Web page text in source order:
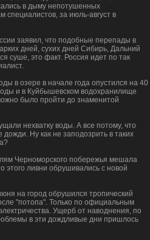
в дыму непотушенных
специалистов, за июль-август в
заявил, что подобные перепады в
дней, сухих дней Сибирь, Дальний
суше, это факт. Россия идет по так
в озере в начале года опустился на 40
и в Куйбышевском водохранилище
было пройти до знаменитой
нехватку воды. А все потому, что
Ну как не заподозрить в таких
Черноморского побережья мешала
этого ливни обрушивались с новой
на город обрушился тропический
"потопа". Только по официальным
Ущерб от наводнения, по
в эти дождливые дни пришлось